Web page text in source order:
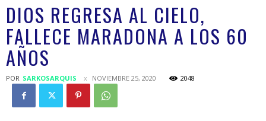
DIOS REGRESA AL CIELO,
FALLECE MARADONA A LOS 60
AÑOS
POR SARKOSARQUIS NOVIEMBRE 25, 2020 2048